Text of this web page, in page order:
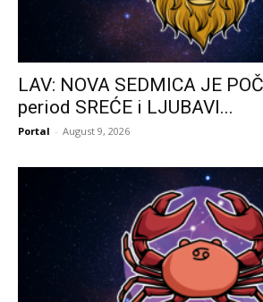
LAV: NOVA SEDMICA JE
period SREĆE i LJUBAVI...
Portal - August 9, 2026